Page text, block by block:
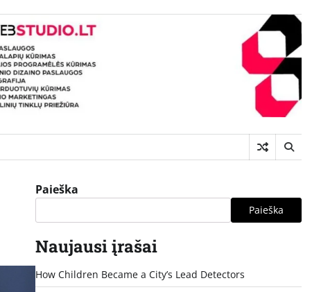
Paieška
Paieška
Naujausi įrašai
How Children Became a City’s Lead Detectors